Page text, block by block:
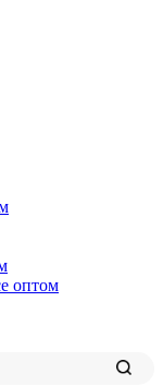
оптом